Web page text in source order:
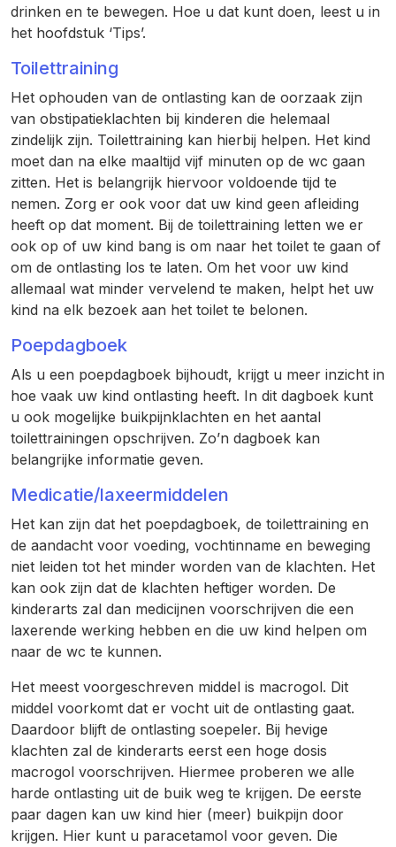
drinken en te bewegen. Hoe u dat kunt doen, leest u in
het hoofdstuk ‘Tips’.
Toilettraining
Het ophouden van de ontlasting kan de oorzaak zijn
van obstipatieklachten bij kinderen die helemaal
zindelijk zijn. Toilettraining kan hierbij helpen. Het kind
moet dan na elke maaltijd vijf minuten op de wc gaan
zitten. Het is belangrijk hiervoor voldoende tijd te
nemen. Zorg er ook voor dat uw kind geen afleiding
heeft op dat moment. Bij de toilettraining letten we er
ook op of uw kind bang is om naar het toilet te gaan of
om de ontlasting los te laten. Om het voor uw kind
allemaal wat minder vervelend te maken, helpt het uw
kind na elk bezoek aan het toilet te belonen.
Poepdagboek
Als u een poepdagboek bijhoudt, krijgt u meer inzicht in
hoe vaak uw kind ontlasting heeft. In dit dagboek kunt
u ook mogelijke buikpijnklachten en het aantal
toilettrainingen opschrijven. Zo’n dagboek kan
belangrijke informatie geven.
Medicatie/laxeermiddelen
Het kan zijn dat het poepdagboek, de toilettraining en
de aandacht voor voeding, vochtinname en beweging
niet leiden tot het minder worden van de klachten. Het
kan ook zijn dat de klachten heftiger worden. De
kinderarts zal dan medicijnen voorschrijven die een
laxerende werking hebben en die uw kind helpen om
naar de wc te kunnen.
Het meest voorgeschreven middel is macrogol. Dit
middel voorkomt dat er vocht uit de ontlasting gaat.
Daardoor blijft de ontlasting soepeler. Bij hevige
klachten zal de kinderarts eerst een hoge dosis
macrogol voorschrijven. Hiermee proberen we alle
harde ontlasting uit de buik weg te krijgen. De eerste
paar dagen kan uw kind hier (meer) buikpijn door
krijgen. Hier kunt u paracetamol voor geven. Die